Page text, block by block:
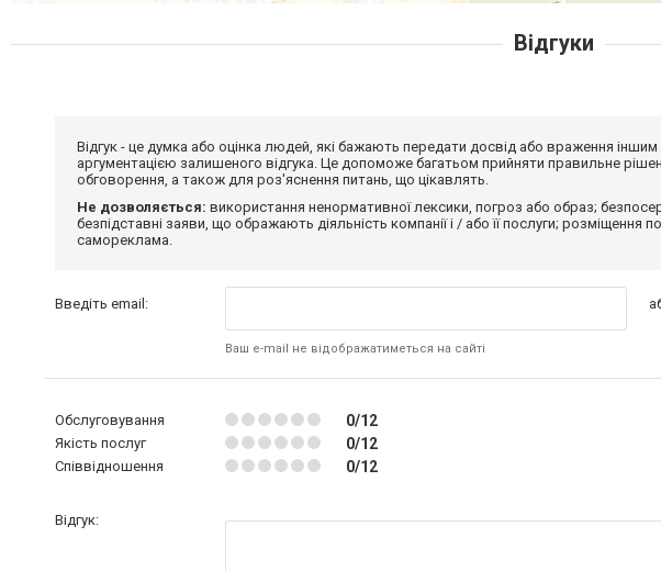
Відгуки
Відгук - це думка або оцінка людей, які бажають передати досвід або враження
аргументацією залишеного відгука. Це допоможе багатьом прийняти правильне
обговорення, а також для роз'яснення питань, що цікавлять.
Не дозволяється: використання ненормативної лексики, погроз або образ;
безпідставні заяви, що ображають діяльність компанії і / або її послуги; розміщення
самореклама.
Введіть email:
Ваш e-mail не відображатиметься на сайті
Обслуговування 0/12
Якість послуг 0/12
Співвідношення 0/12
Відгук: